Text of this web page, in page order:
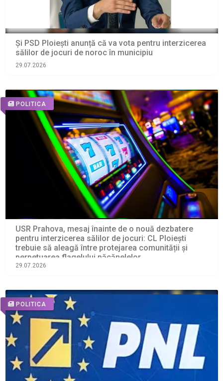
Și PSD Ploiești anunță că va vota pentru interzicerea
sălilor de jocuri de noroc în municipiu
29.07.2026
POLITICA
USR Prahova, mesaj înainte de o nouă dezbatere
pentru interzicerea sălilor de jocuri: CL Ploiești
trebuie să aleagă între protejarea comunității și
perpetuarea flagelului păcănelelor
29.07.2026
POLITICA